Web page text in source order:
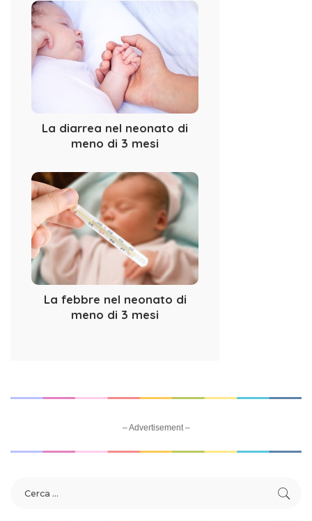
La diarrea nel neonato di
meno di 3 mesi
La febbre nel neonato di
meno di 3 mesi
– Advertisement –